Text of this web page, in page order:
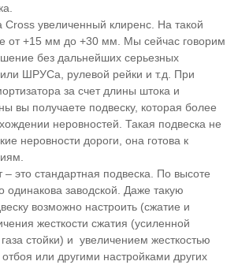
Cross увеличенный клиренс. На такой
от +15 мм до +30 мм. Мы сейчас говорим
без дальнейших серьезных
ШРУСа, рулевой рейки и т.д. При
за счет длины штока и
вы получаете подвеску, которая более
неровностей. Такая подвеска не
неровности дороги, она готова к
– это стандартная подвеска. По высоте
одинакова заводской. Даже такую
возможно настроить (сжатие и
жесткости сжатия (усиленной
стойки) и увеличением жесткостью
или другими настройками других